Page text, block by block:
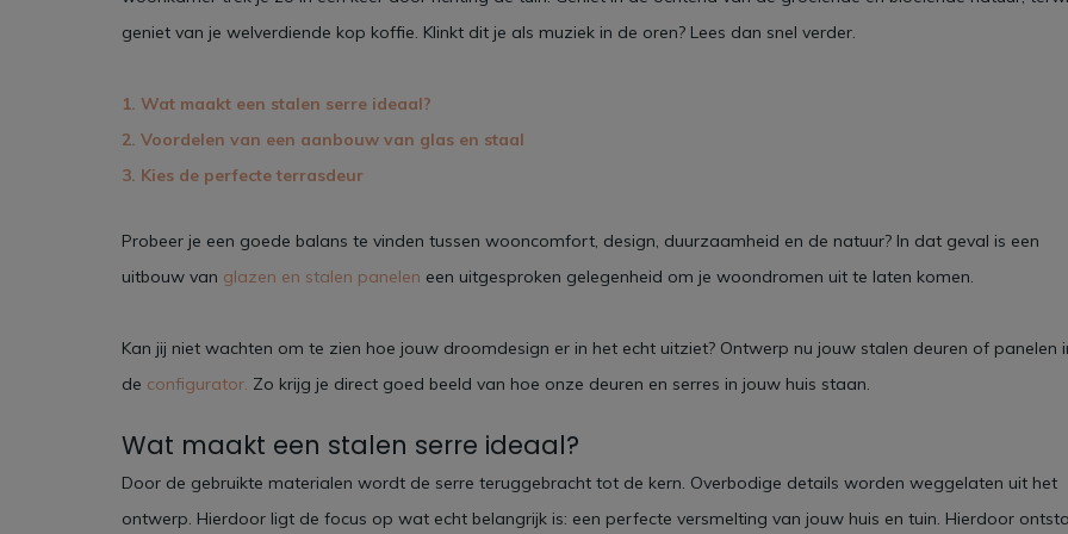
geniet van je welverdiende kop koffie. Klinkt dit je als muziek in de oren? Lees dan snel verder.
1. Wat maakt een stalen serre ideaal?
2. Voordelen van een aanbouw van glas en staal
3. Kies de perfecte terrasdeur
Probeer je een goede balans te vinden tussen wooncomfort, design, duurzaamheid en de natuur? In dat geval is een
uitbouw van glazen en stalen panelen een uitgesproken gelegenheid om je woondromen uit te laten komen.
Kan jij niet wachten om te zien hoe jouw droomdesign er in het echt uitziet? Ontwerp nu jouw stalen deuren of panelen
de configurator. Zo krijg je direct goed beeld van hoe onze deuren en serres in jouw huis staan.
Wat maakt een stalen serre ideaal?
Door de gebruikte materialen wordt de serre teruggebracht tot de kern. Overbodige details worden weggelaten uit het
ontwerp. Hierdoor ligt de focus op wat echt belangrijk is: een perfecte versmelting van jouw huis en tuin. Hierdoor